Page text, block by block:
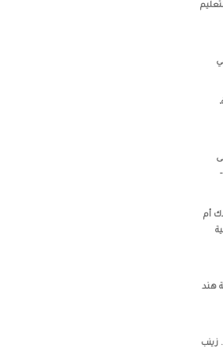
- "رائد "التعليم
أم
هند
زينب